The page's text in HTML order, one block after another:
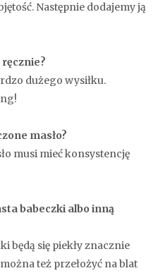
Następnie dodajemy ją
ręcznie?
dużego wysiłku.
masło?
musi mieć konsystencję
babeczki albo inną
będą się piekły znacznie
też przełożyć na blat